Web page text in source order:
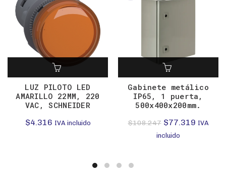
LUZ PILOTO LED
AMARILLO 22MM, 220
VAC, SCHNEIDER
$4.316 IVA incluido
Gabinete metálico
IP65, 1 puerta,
500x400x200mm.
$108.247 El
precio
$77.319ElIVA
incluido